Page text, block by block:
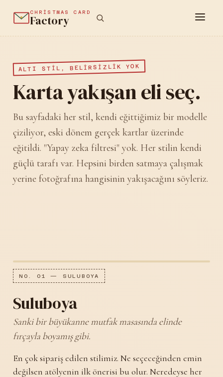
CHRISTMAS CARD
Factory
ALTI STIL, BELIRSIZLIK YOK
Karta yakışan eli seç.
Bu sayfadaki her stil, kendi eğittiğimiz bir modelle
çiziliyor, eski dönem gerçek kartlar üzerinde
eğitildi. "Yapay zeka filtresi" yok. Her stilin kendi
güçlü tarafı var. Hepsini birden satmaya çalışmak
yerine fotoğrafına hangisinin yakışacağını söyleriz.
NO. 01 — SULUBOYA
Suluboya
Sanki bir büyükanne mutfak masasında elinde
fırçayla boyamış gibi.
En çok sipariş edilen stilimiz. Ne seçeceğinden emin
değilsen atölyenin ilk önerisi bu olur. Neredeyse her